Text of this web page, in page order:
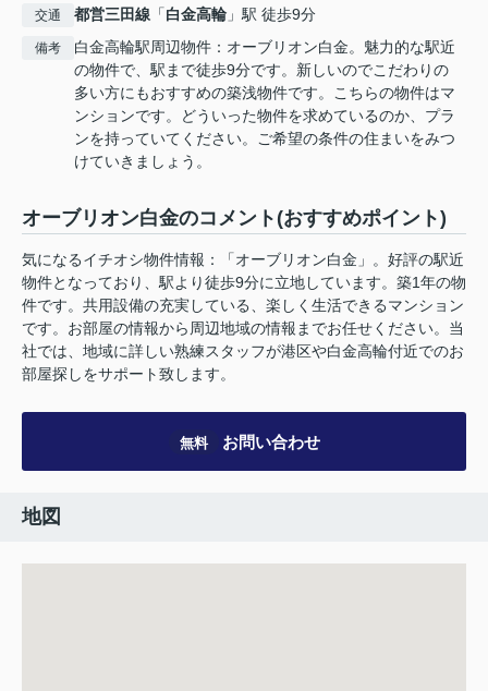
交通 都営三田線 「白金高輪 」駅 徒歩9分
備考
白金高輪駅周辺物件：オーブリオン白金。魅力的な駅近
の物件で、駅まで徒歩9分です。新しいのでこだわりの
多い方にもおすすめの築浅物件です。こちらの物件はマ
ンションです。どういった物件を求めているのか、プラ
ンを持っていてください。ご希望の条件の住まいをみつ
けていきましょう。
オーブリオン白金のコメント(おすすめポイント)
気になるイチオシ物件情報：「オーブリオン白金」。好評の駅近
物件となっており、駅より徒歩9分に立地しています。築1年の物
件です。共用設備の充実している、楽しく生活できるマンション
です。お部屋の情報から周辺地域の情報までお任せください。当
社では、地域に詳しい熟練スタッフが港区や白金高輪付近でのお
部屋探しをサポート致します。
無料 お問い合わせ
地図